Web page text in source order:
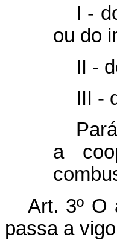
I -
ou do
II -
III -
a
Art. 3º O
passa a